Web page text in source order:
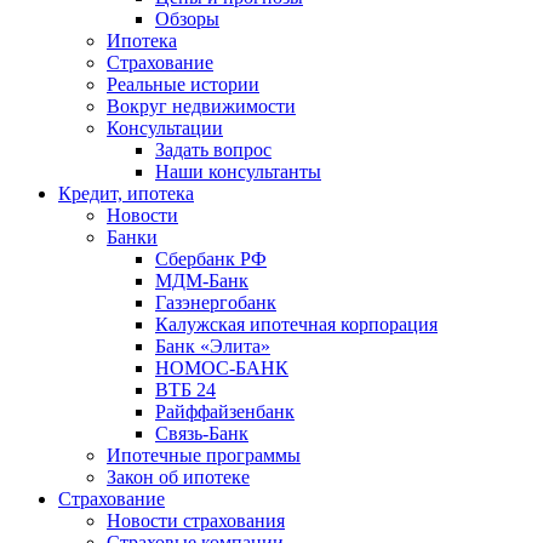
Обзоры
Ипотека
Страхование
Реальные истории
Вокруг недвижимости
Консультации
Задать вопрос
Наши консультанты
Кредит, ипотека
Новости
Банки
Сбербанк РФ
МДМ-Банк
Газэнергобанк
Калужская ипотечная корпорация
Банк «Элита»
НОМОС-БАНК
ВТБ 24
Райффайзенбанк
Связь-Банк
Ипотечные программы
Закон об ипотеке
Страхование
Новости страхования